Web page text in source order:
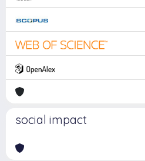
social impact